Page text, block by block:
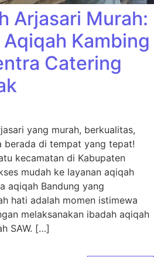
Arjasari Murah:
Kambing
Catering
yang murah, berkualitas,
berada di tempat yang tepat!
kecamatan di Kabupaten
mudah ke layanan aqiqah
aqiqah Bandung yang
hati adalah momen istimewa
melaksanakan ibadah aqiqah
SAW. […]